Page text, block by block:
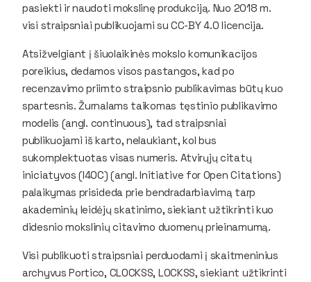
pasiekti ir naudoti mokslinę produkciją. Nuo 2018 m.
visi straipsniai publikuojami su CC-BY 4.0 licencija.
Atsižvelgiant į šiuolaikinės mokslo komunikacijos
poreikius, dedamos visos pastangos, kad po
recenzavimo priimto straipsnio publikavimas būtų kuo
spartesnis. Žurnalams taikomas tęstinio publikavimo
modelis (angl. continuous), tad straipsniai
publikuojami iš karto, nelaukiant, kol bus
sukomplektuotas visas numeris. Atvirųjų citatų
iniciatyvos (I4OC) (angl.Initiative for Open Citations)
palaikymas prisideda prie bendradarbiavimą tarp
akademinių leidėjų skatinimo, siekiant užtikrinti kuo
didesnio mokslinių citavimo duomenų prieinamumą.
Visi publikuoti straipsniai perduodami į skaitmeninius
archyvus Portico, CLOCKSS, LOCKSS, siekiant užtikrinti